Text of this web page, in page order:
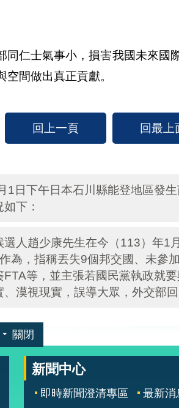
同仁士氣事小，損害我國未來國
間做出真正貢獻。
回上一頁 回最上
1日下午日本石川縣能登地區發
下：
人趙少康先生在今（113）年1
為，指稱丟失9個邦交國、未參
等，並主張若國民黨執政就
漠視現實，誤導大眾，外交部回
關閉
新聞中心
即時新聞澄清專區 最新消